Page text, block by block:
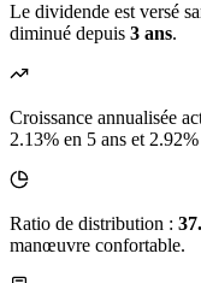
Le dividende est versé
diminué depuis 3 ans.
Croissance annualisée
2.13% en 5 ans et
Ratio de distribution :
manœuvre confortable.